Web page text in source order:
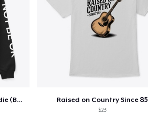
"IT'S OK TO NOT BE OK" Hoodie (BP LOGO) Raised on Country Since 85
$23